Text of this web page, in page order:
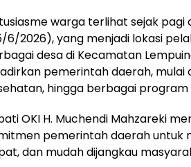
warga terlihat sejak pagi
6/2026), yang menjadi lokasi
desa di Kecamatan
pemerintah daerah, mulai
hingga berbagai
OKI H. Muchendi Mahzareki
pemerintah daerah untuk
dan mudah dijangkau